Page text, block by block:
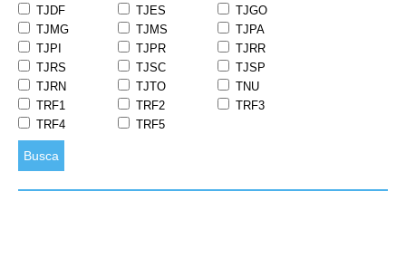
TJDF
TJES
TJGO
TJMG
TJMS
TJPA
TJPI
TJPR
TJRR
TJRS
TJSC
TJSP
TJRN
TJTO
TNU
TRF1
TRF2
TRF3
TRF4
TRF5
Busca